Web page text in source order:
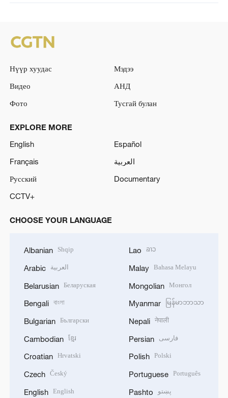
Нүүр хуудас
Мэдээ
Видео
АНД
Фото
Тусгай булан
EXPLORE MORE
English
Español
Français
العربية
Русский
Documentary
CCTV+
CHOOSE YOUR LANGUAGE
Albanian Shqip
Arabic العربية
Belarusian Беларуская
Bengali বাংলা
Bulgarian Български
Cambodian ខ្មែរ
Croatian Hrvatski
Czech Český
English English
Lao ລາວ
Malay Bahasa Melayu
Mongolian Монгол
Myanmar မြန်မာဘာသာ
Nepali नेपाली
Persian فارسی
Polish Polski
Portuguese Português
Pashto پښتو